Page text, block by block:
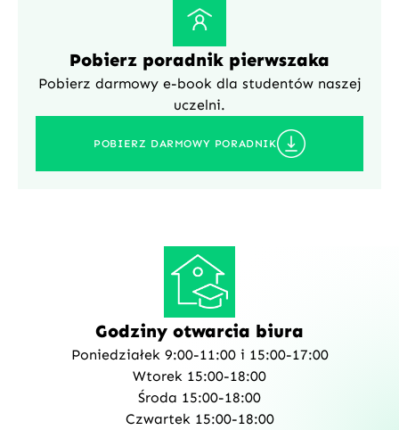
Pobierz poradnik pierwszaka
Pobierz darmowy e-book dla studentów naszej
uczelni.
POBIERZ DARMOWY PORADNIK
Godziny otwarcia biura
Poniedziałek 9:00-11:00 i 15:00-17:00
Wtorek 15:00-18:00
Środa 15:00-18:00
Czwartek 15:00-18:00